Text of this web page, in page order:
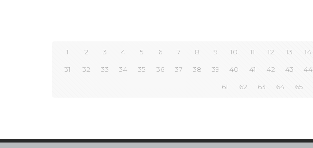
1 2 3 4 5 6 7 8 9 10 11 12 13 14
31
32 33 34 35 36 37 38 39 40 41 42 43 44
61
62 63 64 65